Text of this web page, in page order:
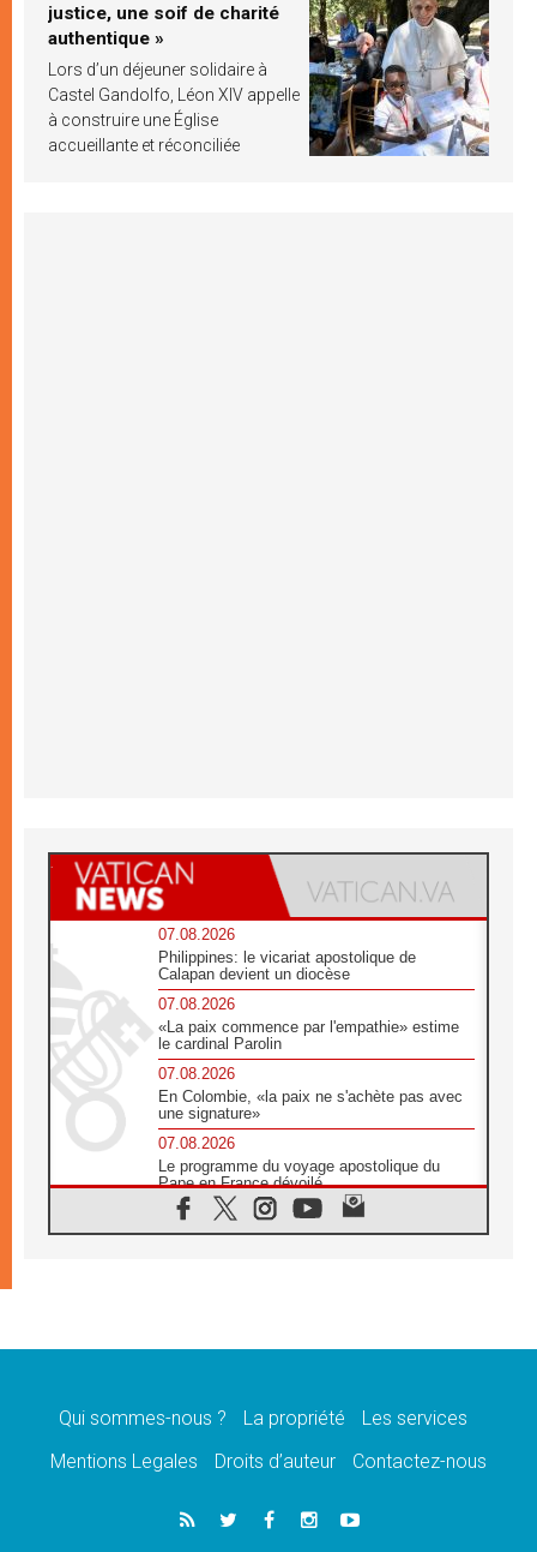
justice, une soif de charité
authentique »
Lors d’un déjeuner solidaire à
Castel Gandolfo, Léon XIV appelle
à construire une Église
accueillante et réconciliée
07.08.2026
Philippines: le vicariat apostolique de
Calapan devient un diocèse
07.08.2026
«La paix commence par l'empathie» estime
le cardinal Parolin
07.08.2026
En Colombie, «la paix ne s'achète pas avec
une signature»
07.08.2026
Le programme du voyage apostolique du
Pape en France dévoilé
07.08.2026
1ère Conférence continentale sur l'éducation
07.08.2026
07.08.2026
lancement des «dix jours de prière pour la
06.08.2026
Préparatifs des JMJ 2027 à Séoul: «c'est
Qui sommes-nous ? La propriété
Les services
Mentions Legales
Droits d’auteur Contactez-nous